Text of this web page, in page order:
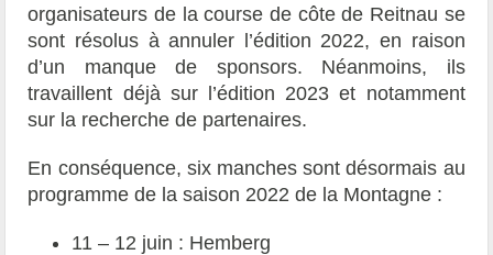
organisateurs de la course de côte de Reitnau se
sont résolus à annuler l’édition 2022, en raison
d’un manque de sponsors. Néanmoins, ils
travaillent déjà sur l’édition 2023 et notamment
sur la recherche de partenaires.
En conséquence, six manches sont désormais au
programme de la saison 2022 de la Montagne :
11 – 12 juin : Hemberg